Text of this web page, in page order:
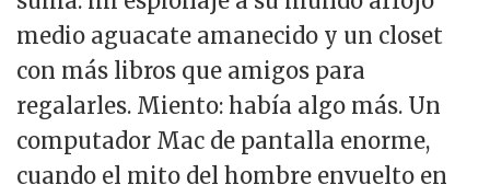
medio aguacate amanecido y un closet
con más libros que amigos para
regalarles. Miento: había algo más. Un
computador Mac de pantalla enorme,
cuando el mito del hombre envuelto en